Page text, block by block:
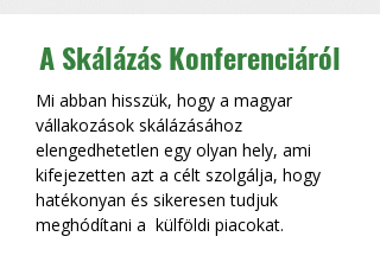
A Skálázás Konferenciáról
Mi abban hisszük, hogy a magyar
vállakozások skálázásához
elengedhetetlen egy olyan hely, ami
kifejezetten azt a célt szolgálja, hogy
hatékonyan és sikeresen tudjuk
meghódítani a  külföldi piacokat.